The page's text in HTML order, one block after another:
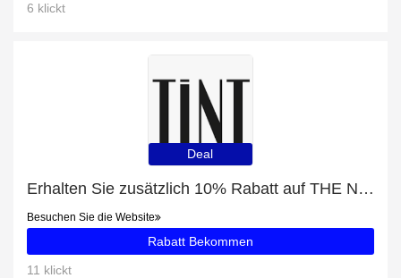
6 klickt
Deal
Erhalten Sie zusätzlich 10% Rabatt auf THE NORTH FACE INSULATED JACKE DAMEN PINK
Besuchen Sie die Website
Rabatt Bekommen
11 klickt